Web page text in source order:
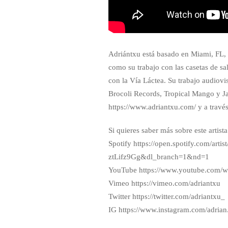
Adriántxu está basado en Miami,
como su trabajo con las casetas de
con la Vía Láctea. Su trabajo
Brocoli Records, Tropical Mango y
https://www.adriantxu.com/ y a
Si quieres saber más sobre este
Spotify https://open.spotify.com/
ztLifz9Gg&dl_branch=1&nd=1
YouTube https://www.youtube.com/
Vimeo https://vimeo.com/adriantxu
Twitter https://twitter.com/adriantxu_
IG https://www.instagram.com/